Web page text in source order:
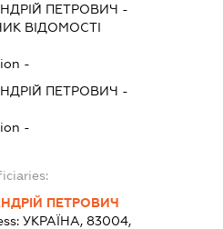
ПЕТРОВИЧ -
ВІДОМОСТІ
-
ПЕТРОВИЧ -
-
ПЕТРОВИЧ
УКРАЇНА, 83004,